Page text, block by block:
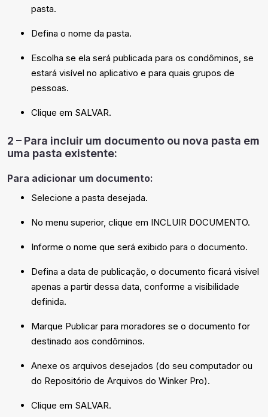
pasta.
Defina o nome da pasta.
Escolha se ela será publicada para os condôminos, se
estará visível no aplicativo e para quais grupos de
pessoas.
Clique em SALVAR.
2 – Para incluir um documento ou nova pasta em
uma pasta existente:
Para adicionar um documento:
Selecione a pasta desejada.
No menu superior, clique em INCLUIR DOCUMENTO.
Informe o nome que será exibido para o documento.
Defina a data de publicação, o documento ficará visível
apenas a partir dessa data, conforme a visibilidade
definida.
Marque Publicar para moradores se o documento for
destinado aos condôminos.
Anexe os arquivos desejados (do seu computador ou
do Repositório de Arquivos do Winker Pro).
Clique em SALVAR.